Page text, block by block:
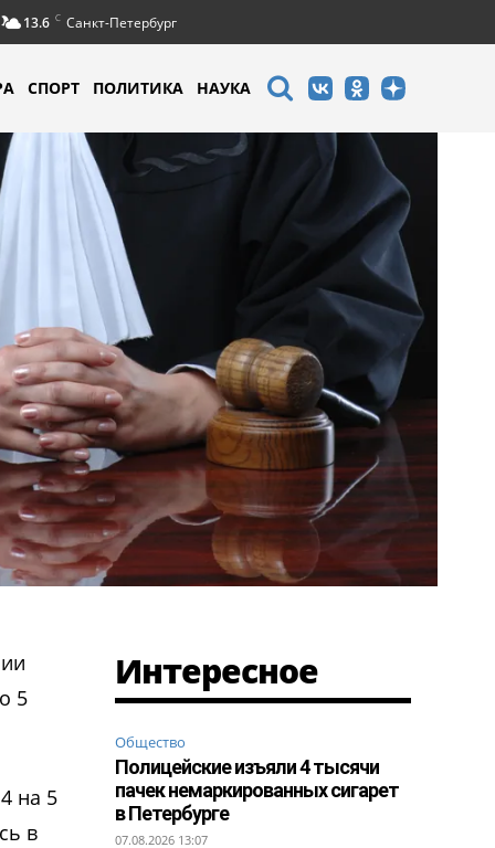
13.6 C Санкт-Петербург
СПОРТ ПОЛИТИКА НАУКА
5
на 5
в
Интересное
Общество
Полицейские изъяли 4 тысячи
пачек немаркированных сигарет
в Петербурге
07.08.2026 13:07